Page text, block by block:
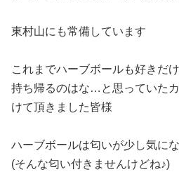
東村山にも常備しています
これまでハーブボールも好きだ
持ち帰るのはな…と思っていた
けて頂きました皆様
ハーブボールは匂いが少し気に
(そんな匂い付きませんけどね♪)